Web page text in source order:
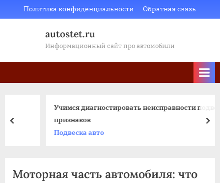
to
Политика конфиденциальности Обратная связь
autostet.ru
Информационный сайт про автомобили
Учимся диагностировать неисправности подвески – 5
признаков
Подвеска авто
пред
Моторная часть автомобиля: что